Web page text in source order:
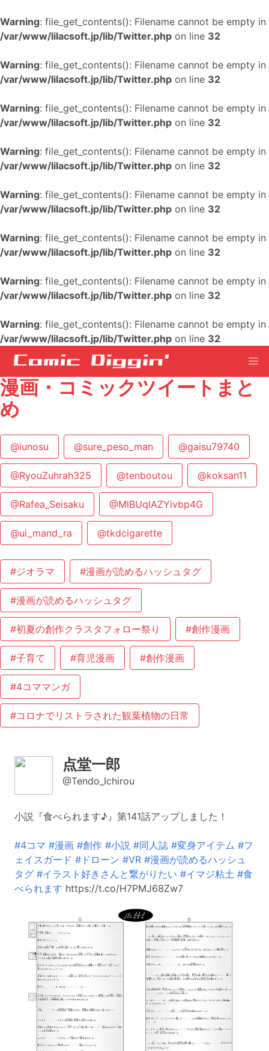
Warning: file_get_contents(): Filename cannot be empty in
/var/www/lilacsoft.jp/lib/Twitter.php on line 32
Warning: file_get_contents(): Filename cannot be empty in
/var/www/lilacsoft.jp/lib/Twitter.php on line 32
Warning: file_get_contents(): Filename cannot be empty in
/var/www/lilacsoft.jp/lib/Twitter.php on line 32
Warning: file_get_contents(): Filename cannot be empty in
/var/www/lilacsoft.jp/lib/Twitter.php on line 32
Warning: file_get_contents(): Filename cannot be empty in
/var/www/lilacsoft.jp/lib/Twitter.php on line 32
Warning: file_get_contents(): Filename cannot be empty in
/var/www/lilacsoft.jp/lib/Twitter.php on line 32
Warning: file_get_contents(): Filename cannot be empty in
/var/www/lilacsoft.jp/lib/Twitter.php on line 32
Warning: file_get_contents(): Filename cannot be empty in
/var/www/lilacsoft.jp/lib/Twitter.php on line 32
漫画・コミックツイートまと
め
@iunosu @sure_peso_man @gaisu79740
@RyouZuhrah325 @tenboutou @koksan11
@Rafea_Seisaku @MlBUqlAZYivbp4G
@ui_mand_ra @tkdcigarette
#ジオラマ #漫画が読めるハッシュタグ
#漫画が読めるハッシュタグ
#初夏の創作クラスタフォロー祭り #創作漫画
#子育て #育児漫画 #創作漫画
#4コママンガ
#コロナでリストラされた観葉植物の日常
点堂一郎
@Tendo_Ichirou
小説『食べられます♪』第141話アップしました！
#4コマ #漫画 #創作 #小説 #同人誌 #変身アイテム #フ
ェイスガード #ドローン #VR #漫画が読めるハッシュ
タグ #イラスト好きさんと繋がりたい #イマジ粘土 #食
べられます https://t.co/H7PMJ68Zw7